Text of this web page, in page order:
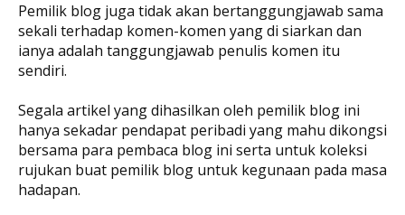
Pemilik blog juga tidak akan bertanggungjawab sama
sekali terhadap komen-komen yang di siarkan dan
ianya adalah tanggungjawab penulis komen itu
sendiri.
Segala artikel yang dihasilkan oleh pemilik blog ini
hanya sekadar pendapat peribadi yang mahu dikongsi
bersama para pembaca blog ini serta untuk koleksi
rujukan buat pemilik blog untuk kegunaan pada masa
hadapan.